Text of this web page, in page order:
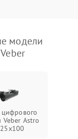
модели
цифрового
Veber Astro